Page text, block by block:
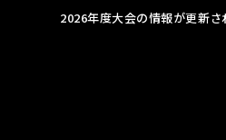
2026年度大会の情報が更新さ